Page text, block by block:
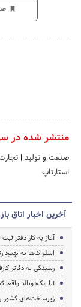
منتشر شده در
صنعت و تولید |
استارتاپ
آخرین اخبار اتاق
آغاز به کار دفتر
اسلواک‌ها به بهبود
رسیدگی به دفاتر
آیا مک‌دونالد
زیرساخت‌های کشور